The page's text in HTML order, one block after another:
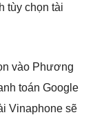
tùy chọn tài
vào Phương
toán Google
Vinaphone sẽ